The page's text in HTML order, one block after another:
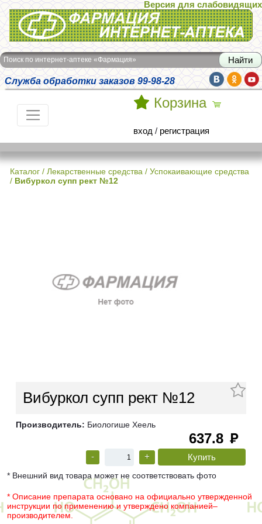
Интернет-аптека Фармация
Версия для слабовидящих
Поиск по интернет-аптеке «Фармация»
Служба обработки заказов 99-98-28
Корзина
вход / регистрация
Каталог / Лекарственные средства / Успокаивающие средства
/ Вибуркол супп рект №12
Вибуркол супп рект №12
Производитель: Биологише Хеель
637.8 руб
- +
* Внешний вид товара может не соответствовать фото
* Описание препарата основано на официально утвержденной
инструкции по применению и утверждено компанией–
производителем.